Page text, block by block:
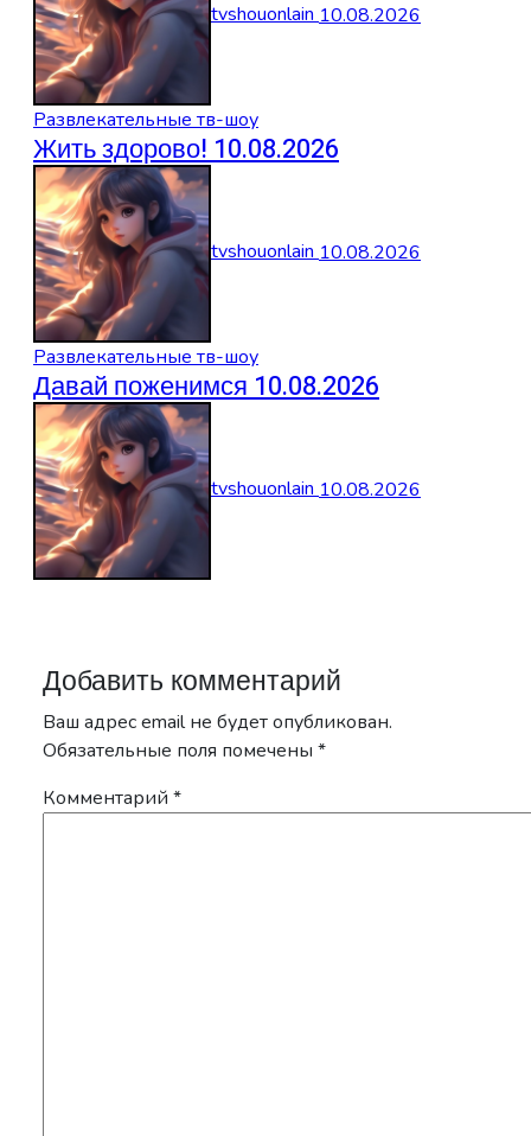
tvshouonlain10.08.2026
Развлекательные тв-шоу
Жить здорово! 10.08.2026
tvshouonlain10.08.2026
Развлекательные тв-шоу
Давай поженимся 10.08.2026
tvshouonlain10.08.2026
Добавить комментарий
Ваш адрес email не будет опубликован.
Обязательные поля помечены *
Комментарий *